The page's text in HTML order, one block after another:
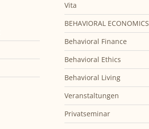
Vita
BEHAVIORAL ECONOMICS
Behavioral Finance
Behavioral Ethics
Behavioral Living
Veranstaltungen
Privatseminar